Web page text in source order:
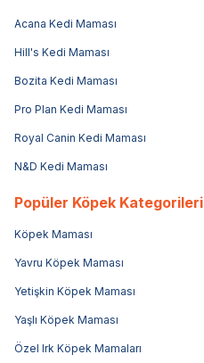
Acana Kedi Maması
Hill's Kedi Maması
Bozita Kedi Maması
Pro Plan Kedi Maması
Royal Canin Kedi Maması
N&D Kedi Maması
Popüler Köpek Kategorileri
Köpek Maması
Yavru Köpek Maması
Yetişkin Köpek Maması
Yaşlı Köpek Maması
Özel Irk Köpek Mamaları